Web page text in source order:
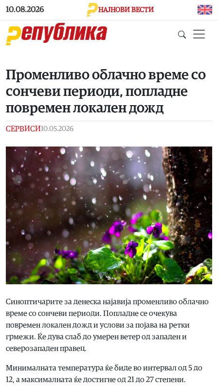
Skip to main content
10.08.2026 НАЈНОВИ ВЕСТИ
Променливо облачно време со
сончеви периоди, попладне
повремен локален дожд
СЕРВИСИ10.05.2026
Синоптичарите за денеска најавија променливо облачно
време со сончеви периоди. Попладне се очекува
повремен локален дожд и услови за појава на ретки
грмежи. Ќе дува слаб до умерен ветер од западен и
северозападен правец.
Минималната температура ќе биде во интервал од 5 до
12, а максималната ќе достигне од 21 до 27 степени.